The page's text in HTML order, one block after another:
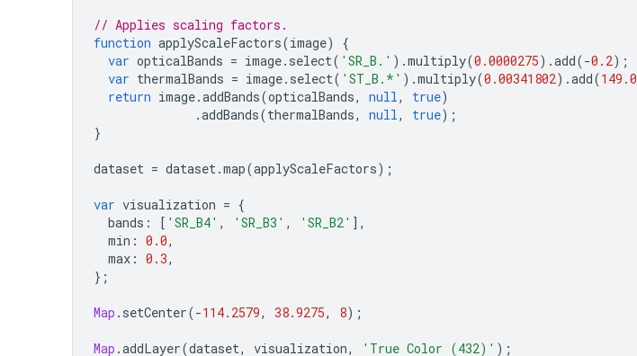
// Applies scaling factors.
function applyScaleFactors(image)
{
var opticalBands = image. select( 'SR_B.' ).multiply(0.0000275).add(-0.2);
var thermalBands = image. select( 'ST_B.*' ).multiply(0.00341802).add(149.0
return image.addBands(opticalBands, null, true)
.addBands(thermalBands, null, true);
}
dataset = dataset.map(applyScaleFactors);
var visualization = {
bands : [ 'SR_B4' , 'SR_B3' , 'SR_B2' ],
min : 0.0,
max : 0.3,
};
Map . setCenter(-114.2579, 38.9275, 8);
Map .addLayer(dataset, visualization, 'True Color (432)' );